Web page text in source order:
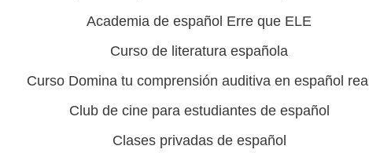
Academia de español Erre que ELE
Curso de literatura española
Curso Domina tu comprensión auditiva en español real
Club de cine para estudiantes de español
Clases privadas de español